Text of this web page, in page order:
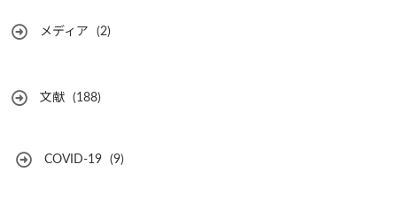
メディア (2)
文献 (188)
COVID-19 (9)